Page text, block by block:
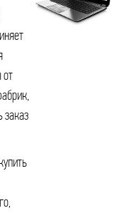
от
заказ